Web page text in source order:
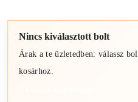
Nincs kiválasztott bolt
Árak a te üzletedben: válassz
kosárhoz.